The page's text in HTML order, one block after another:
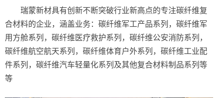
瑞蒙新材具有创新不断突破行业新高点的专注碳纤维复
合材料的企业，涵盖业务：碳纤维军工产品系列，碳纤维军
用方舱系列，碳纤维医疗救护系列，碳纤维公安消防系列，
碳纤维航空航天系列，碳纤维体育户外系列，碳纤维工业配
件系列，碳纤维汽车轻量化系列及其他复合材料制品系列等
等